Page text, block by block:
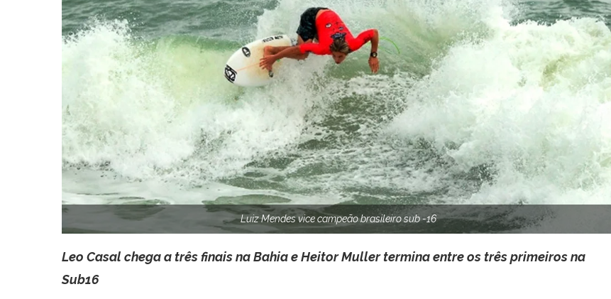
Luiz Mendes vice campeão brasileiro sub -16
Leo Casal chega a três finais na Bahia e Heitor Muller termina entre os três primeiros na
Sub16